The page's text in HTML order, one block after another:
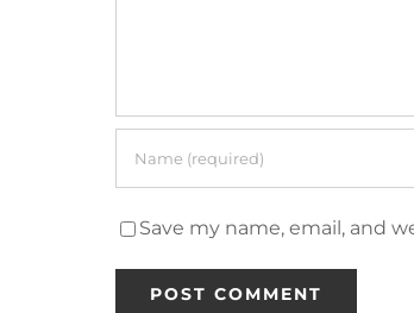
Save my name, email, and